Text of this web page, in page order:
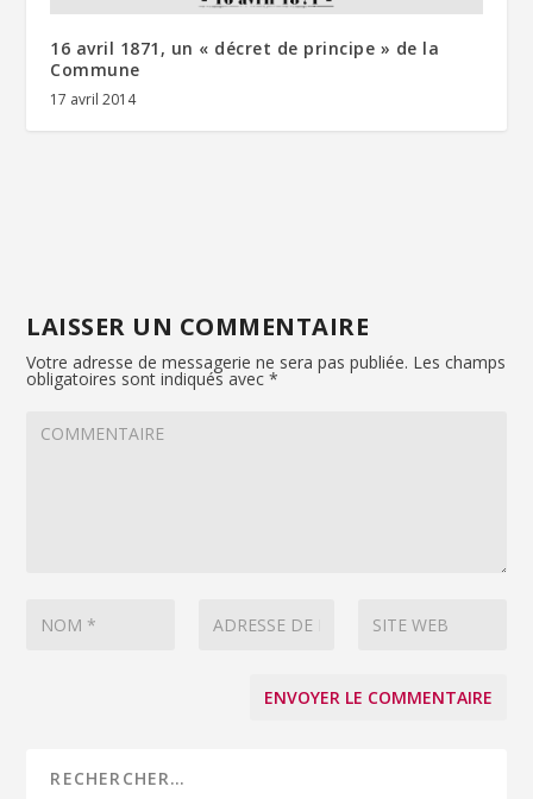
16 avril 1871, un « décret de principe » de la
Commune
17 avril 2014
LAISSER UN COMMENTAIRE
Votre adresse de messagerie ne sera pas publiée. Les champs
obligatoires sont indiqués avec*